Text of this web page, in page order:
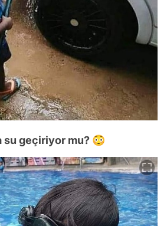
su geçiriyor mu? 😳